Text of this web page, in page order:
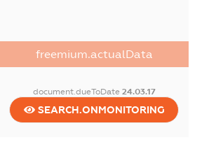
freemium.actualData
document.dueToDate 24.03.17
SEARCH.ONMONITORING